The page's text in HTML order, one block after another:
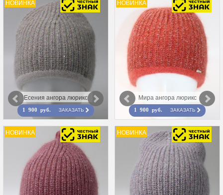
НОВИНКА
Есения ангора люрикс
1 900 руб. ЗАКАЗАТЬ
НОВИНКА
Мира ангора люрикс
1 900 руб. ЗАКАЗАТЬ
НОВИНКА НОВИНКА